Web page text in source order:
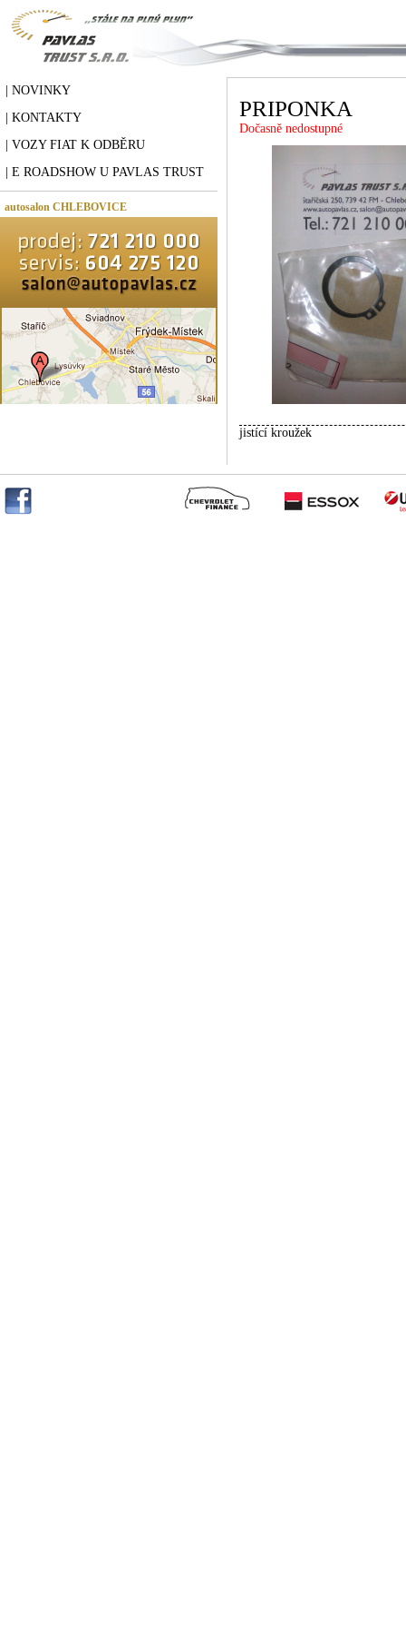
| NOVINKY
| KONTAKTY
| VOZY FIAT K ODBĚRU
| E ROADSHOW U PAVLAS TRUST
autosalon CHLEBOVICE
PRIPONKA
Dočasně nedostupné
jistící kroužek